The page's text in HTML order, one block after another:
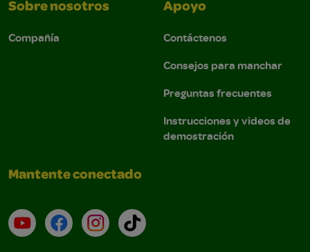
Sobre nosotros
Compañía
Apoyo
Contáctenos
Consejos para manchar
Preguntas frecuentes
Instrucciones y videos de
demostración
Mantente conectado
YouTube (en inglés)
Facebook (en inglés)
Instagram (en inglés)
TikTok